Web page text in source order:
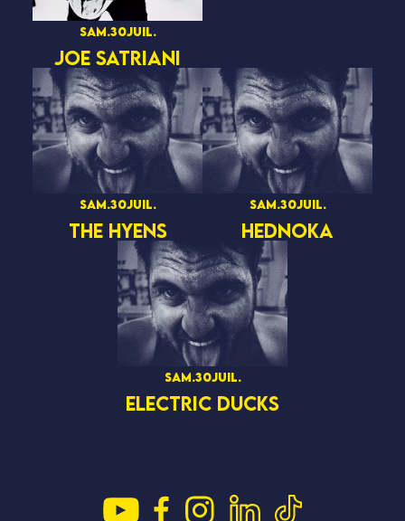
sam.30juil.
JOE SATRIANI
sam.30juil.
THE HYENS
sam.30juil.
HEDNOKA
sam.30juil.
ELECTRIC DUCKS